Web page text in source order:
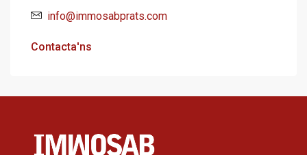
info@immosabprats.com
Contacta'ns